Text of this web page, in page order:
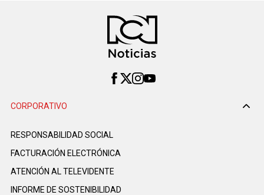
CORPORATIVO
RESPONSABILIDAD SOCIAL
FACTURACIÓN ELECTRÓNICA
ATENCIÓN AL TELEVIDENTE
INFORME DE SOSTENIBILIDAD